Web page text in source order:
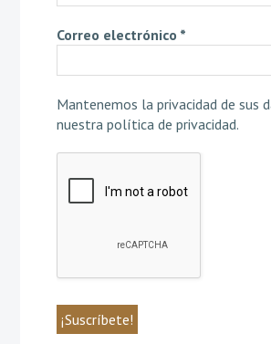
Correo electrónico *
Mantenemos la privacidad de sus
nuestra política de privacidad.